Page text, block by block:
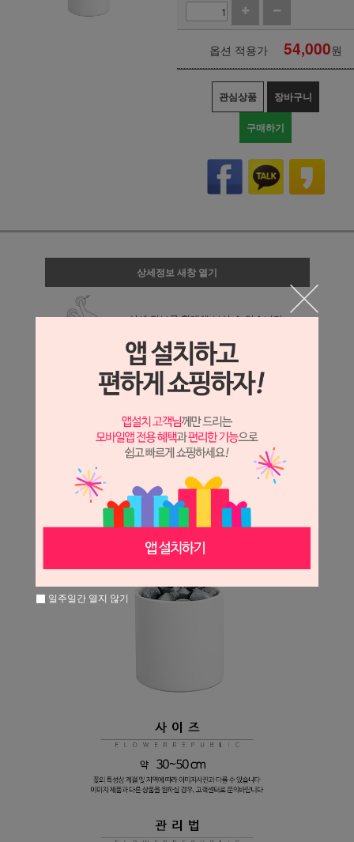
옵션 적용가 54,000원
관심상품 장바구니
구매하기
상세정보 새창 열기
상세 정보를 확대해 보실 수 있습니다.
일주일간 열지 않기